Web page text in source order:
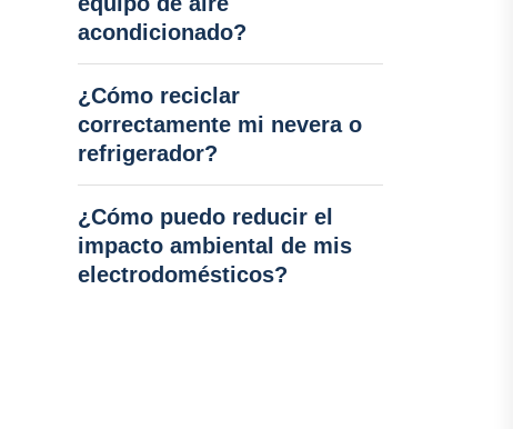
acondicionado?
¿Cómo reciclar
correctamente mi nevera o
refrigerador?
¿Cómo puedo reducir el
impacto ambiental de mis
electrodomésticos?